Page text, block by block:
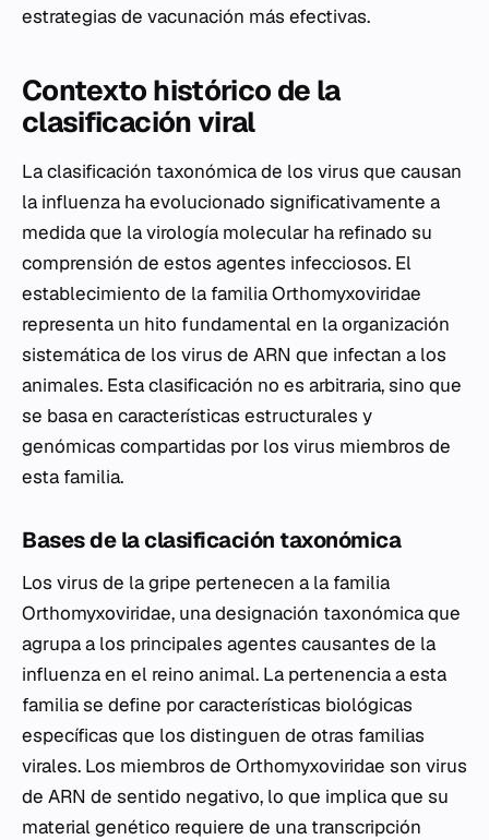
estrategias de vacunación más efectivas.
Contexto histórico de la
clasificación viral
La clasificación taxonómica de los virus que causan
la influenza ha evolucionado significativamente a
medida que la virología molecular ha refinado su
comprensión de estos agentes infecciosos. El
establecimiento de la familia Orthomyxoviridae
representa un hito fundamental en la organización
sistemática de los virus de ARN que infectan a los
animales. Esta clasificación no es arbitraria, sino que
se basa en características estructurales y
genómicas compartidas por los virus miembros de
esta familia.
Bases de la clasificación taxonómica
Los virus de la gripe pertenecen a la familia
Orthomyxoviridae, una designación taxonómica que
agrupa a los principales agentes causantes de la
influenza en el reino animal. La pertenencia a esta
familia se define por características biológicas
específicas que los distinguen de otras familias
virales. Los miembros de Orthomyxoviridae son virus
de ARN de sentido negativo, lo que implica que su
material genético requiere de una transcripción